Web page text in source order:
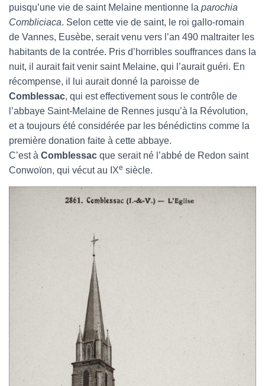
puisqu’une vie de saint Melaine mentionne la parochia
Combliciaca. Selon cette vie de saint, le roi gallo-romain
de Vannes, Eusèbe, serait venu vers l’an 490 maltraiter les
habitants de la contrée. Pris d’horribles souffrances dans la
nuit, il aurait fait venir saint Melaine, qui l’aurait guéri. En
récompense, il lui aurait donné la paroisse de
Comblessac, qui est effectivement sous le contrôle de
l’abbaye Saint-Melaine de Rennes jusqu’à la Révolution,
et a toujours été considérée par les bénédictins comme la
première donation faite à cette abbaye.
C’est à Comblessac que serait né l’abbé de Redon saint
Conwoïon, qui vécut au IXe siècle.